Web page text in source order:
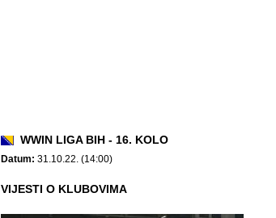
WWIN LIGA BIH - 16. KOLO
Datum: 31.10.22. (14:00)
VIJESTI O KLUBOVIMA